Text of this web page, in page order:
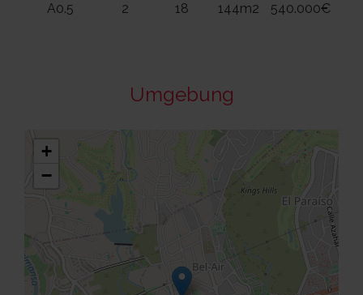
A0.5 2 18 144m2 540.000€
Umgebung
+
−